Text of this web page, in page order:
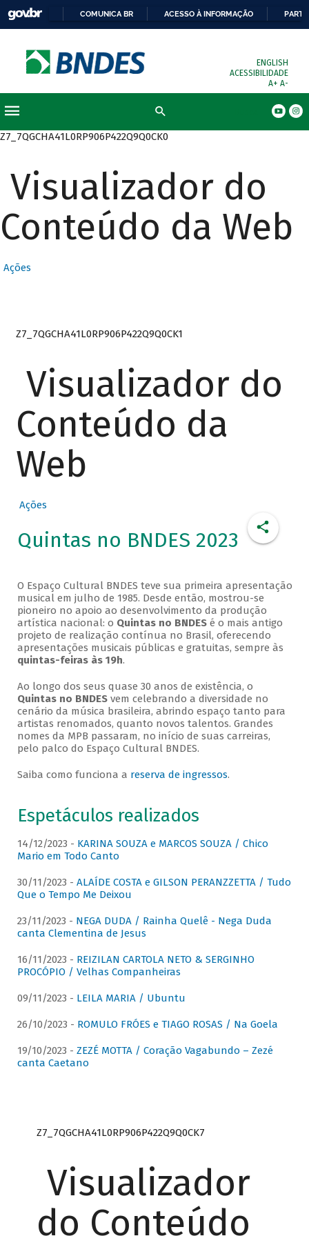
COMUNICA BR ACESSO À INFORMAÇÃO
ENGLISH
ACESSIBILIDADE
A+ A-
Z7_7QGCHA41L0RP906P422Q9Q0CK0
Visualizador do
Conteúdo da Web
Ações
Z7_7QGCHA41L0RP906P422Q9Q0CK1
Visualizador do
Conteúdo da
Web
Ações
Quintas no BNDES 2023
O Espaço Cultural BNDES teve sua primeira apresentação
musical em julho de 1985. Desde então, mostrou-se
pioneiro no apoio ao desenvolvimento da produção
artística nacional: o Quintas no BNDESé o mais antigo
projeto de realização contínua no Brasil, oferecendo
apresentações musicais públicas e gratuitas, sempre às
quintas-feiras às 19h.
Ao longo dos seus quase 30 anos de existência, o
Quintas no BNDESvem celebrando a diversidade no
cenário da música brasileira, abrindo espaço tanto para
artistas renomados, quanto novos talentos. Grandes
nomes da MPB passaram, no início de suas carreiras,
pelo palco do Espaço Cultural BNDES.
Saiba como funciona a reserva de ingressos.
Espetáculos realizados
14/12/2023 - KARINA SOUZA e MARCOS SOUZA / Chico
Mario em Todo Canto
30/11/2023 - ALAÍDE COSTA e GILSON PERANZZETTA / Tudo
Que o Tempo Me Deixou
23/11/2023 - NEGA DUDA / Rainha Quelê - Nega Duda
canta Clementina de Jesus
16/11/2023 - REIZILAN CARTOLA NETO & SERGINHO
PROCÓPIO / Velhas Companheiras
09/11/2023 - LEILA MARIA / Ubuntu
26/10/2023 - ROMULO FRÓES e TIAGO ROSAS / Na Goela
19/10/2023 - ZEZÉ MOTTA / Coração Vagabundo – Zezé
canta Caetano
Z7_7QGCHA41L0RP906P422Q9Q0CK7
Visualizador
do Conteúdo